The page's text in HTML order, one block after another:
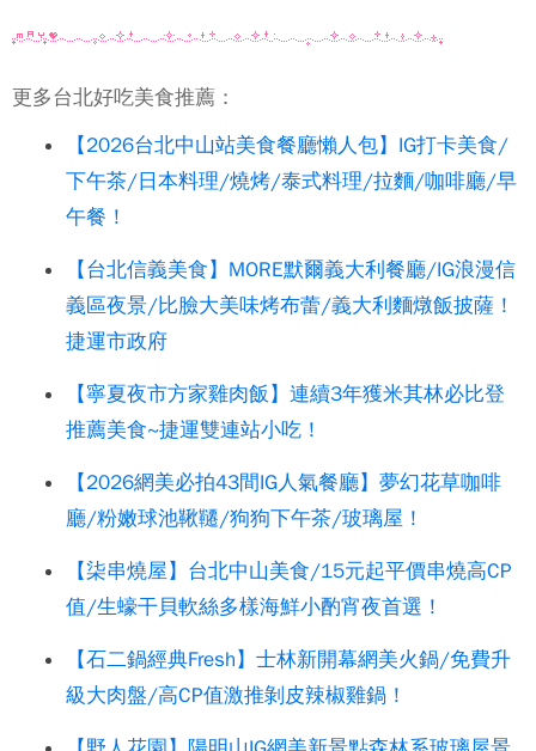
更多台北好吃美食推薦：
【2026台北中山站美食餐廳懶人包】IG打卡美食/
下午茶/日本料理/燒烤/泰式料理/拉麵/咖啡廳/早
午餐！
【台北信義美食】MORE默爾義大利餐廳/IG浪漫信
義區夜景/比臉大美味烤布蕾/義大利麵燉飯披薩！
捷運市政府
【寧夏夜市方家雞肉飯】連續3年獲米其林必比登
推薦美食~捷運雙連站小吃！
【2026網美必拍43間IG人氣餐廳】夢幻花草咖啡
廳/粉嫩球池鞦韆/狗狗下午茶/玻璃屋！
【柒串燒屋】台北中山美食/15元起平價串燒高CP
值/生蠔干貝軟絲多樣海鮮小酌宵夜首選！
【石二鍋經典Fresh】士林新開幕網美火鍋/免費升
級大肉盤/高CP值激推剝皮辣椒雞鍋！